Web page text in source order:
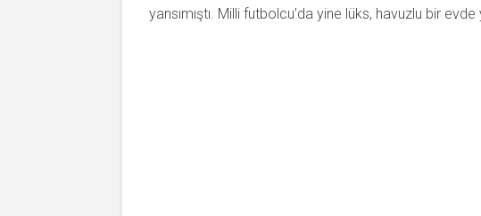
yansımıştı. Milli futbolcu’da yine lüks, havuzlu bir